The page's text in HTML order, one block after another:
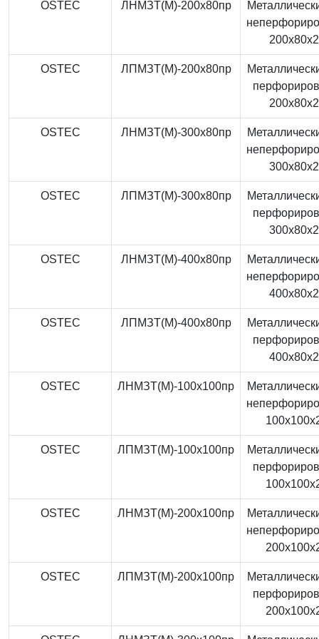
OSTEC ЛНМЗТ(М)-200x80пр
OSTEC ЛПМЗТ(М)-200x80пр
OSTEC ЛНМЗТ(М)-300x80пр
OSTEC ЛПМЗТ(М)-300x80пр
OSTEC ЛНМЗТ(М)-400x80пр
OSTEC ЛПМЗТ(М)-400x80пр
OSTEC ЛНМЗТ(М)-100x100пр
OSTEC ЛПМЗТ(М)-100x100пр
OSTEC ЛНМЗТ(М)-200x100пр
OSTEC ЛПМЗТ(М)-200x100пр